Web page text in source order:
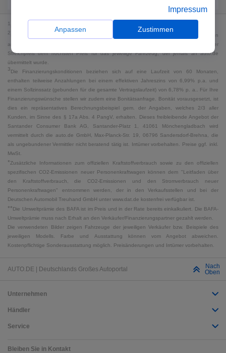
1
2 Bei dem Streichpreis handelt es sich für Neufahrzeuge und junge Gebrauchte um den
an auto.de übermittelten Listenpreis. Für alle anderen Fahrzeuge entspricht der
Streichpreis dem höchsten Preis für das jeweilige Fahrzeug, der jemals an auto.de
übermittelt wurde.
3Die Finanzierungskonditionen beziehen sich auf eine Laufzeit von 60 Monaten,
enthalten teilweise Anzahlungen bei einem effektiven Jahreszins von 6,99% p.a. und
einem Sollzinssatz (gebunden für die gesamte Vertragslaufzeit) von 6,78% p. a.. Für Ihre
Finanzierungswünsche stellen wir zudem eine Bonitätsanfrage. Bonität vorausgesetzt, ist
dies ein repräsentatives Berechnungsbeispiel gem. der Angaben, welches 2/3 aller
Kunden, im Sinne des § 17a Abs. 4 PangV, erhalten. Dieses freibleibende Angebot der
Santander Consumer Bank AG, Santander-Platz 1, 41061 Mönchengladbach wird
vermittelt durch die auto.de GmbH, Max-Planck-Str. 19, 06796 Sandersdorf-Brehna, die
als ungebundener Vermittler nicht beratend tätig ist. Irrtümer vorbehalten. Preise ggf. inkl.
MwSt.
*Zusätzliche Informationen zum offiziellen Kraftstoffverbrauch sowie zu den offiziellen
spezifischen CO2-Emissionen neuer Personenkraftwagen können dem "Leitfaden über
den Kraftstoffverbrauch, die CO2-Emissionen und den Stromverbrauch neuer
Personenkraftwagen" entnommen werden, der in den Verkaufsstellen und bei der
Deutschen Automobil Treuhand GmbH unter www.dat.de kostenfrei verfügbar ist.
**Die Umweltprämie des BAFA ist im Preis und in der Rate bereits einkalkuliert. Die BAFA-
Umweltprämie muss nach Erhalt an den Verkäufer/Finanzierungspartner gezahlt werden.
Die verwendeten Bilder zeigen Fahrzeuge der jeweiligen Verkäufer bzw. Beispiele des
jeweiligen Modells. Farbe und Ausstattung können vom Angebot abweichen.
Kostenpflichtige Sonderausstattung möglich. Preisänderungen und Irrtümer vorbehalten.
AUTO.DE | Deutschlands Großes Autoportal
Nach
Oben
Unternehmen
Händler
Service
Bleiben Sie in Kontakt
anpassen. Dies ist auch später jederzeit im Bereich
Cookie-Richtliniemöglich. Weitere Informationen finden
Sie in unsererDatenschutzerklärung .
Impressum
Anpassen Zustimmen